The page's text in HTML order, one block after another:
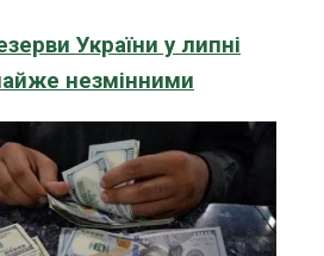
України у липні
незмінними